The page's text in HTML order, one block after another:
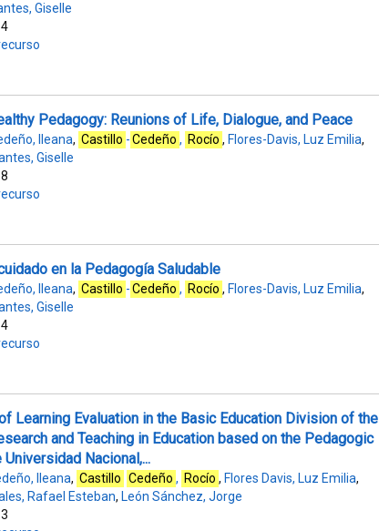
Giselle
Pedagogy: Reunions of Life, Dialogue, and Peace
Ileana, Castillo - Cedeño , Rocío , Flores-Davis, Luz Emilia,
Giselle
en la Pedagogía Saludable
Ileana, Castillo - Cedeño , Rocío , Flores-Davis, Luz Emilia,
Giselle
Learning Evaluation in the Basic Education Division of the
and Teaching in Education based on the Pedagogic
Nacional,...
Ileana, Castillo Cedeño , Rocío , Flores Davis, Luz Emilia,
Rafael Esteban, León Sánchez, Jorge